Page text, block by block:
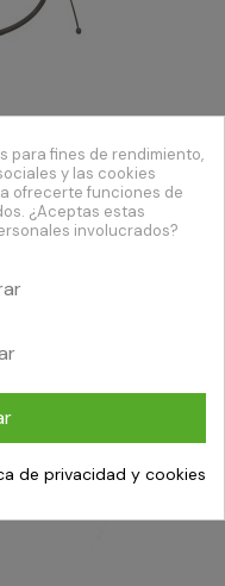
5,5mm Diám.
para fines de rendimiento,
y las cookies
ofrecerte funciones de
¿Aceptas estas
involucrados?
de privacidad y cookies